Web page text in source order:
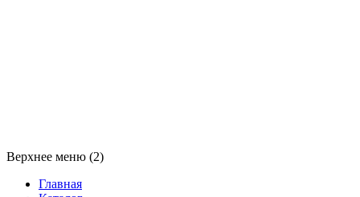
Верхнее меню (2)
Главная